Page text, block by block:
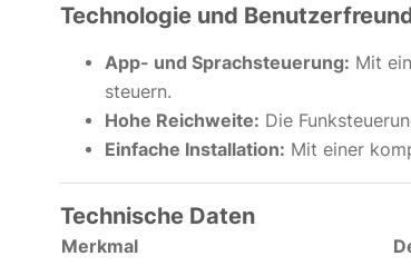
Technologie und
App- und Sprachsteuerung: Mit
steuern.
Hohe Reichweite: Die
Einfache Installation: Mit einer
Technische Daten
Merkmal